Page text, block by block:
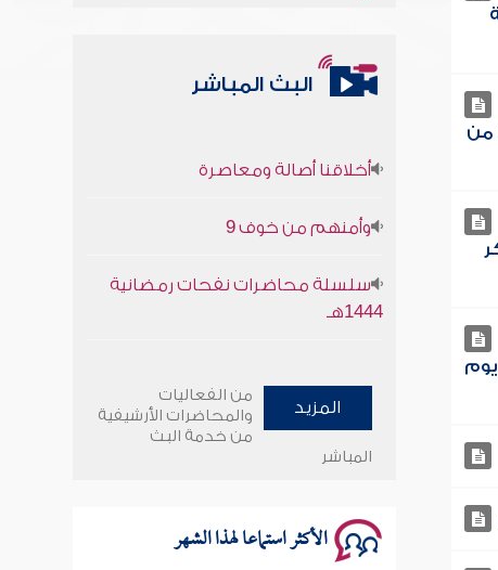
من
يوم
البث المباشر
1444هـ
وأمنهم من خوف 9
المزيد
من الفعاليات
والمحاضرات الأرشيفية
من خدمة البث
المباشر
الأكثر استماعا لهذا الشهر